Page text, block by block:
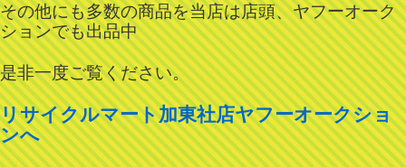
その他にも多数の商品を当店は店頭、ヤフーオーク
ションでも出品中
是非一度ご覧ください。
リサイクルマート加東社店ヤフーオークショ
ンへ